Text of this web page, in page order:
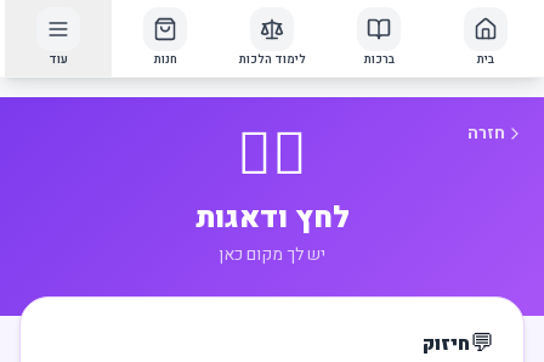
בית ברכות לימוד הלכות חנות עוד
חזרה 😮‍💨
לחץ ודאגות
יש לך מקום כאן
💬חיזוק